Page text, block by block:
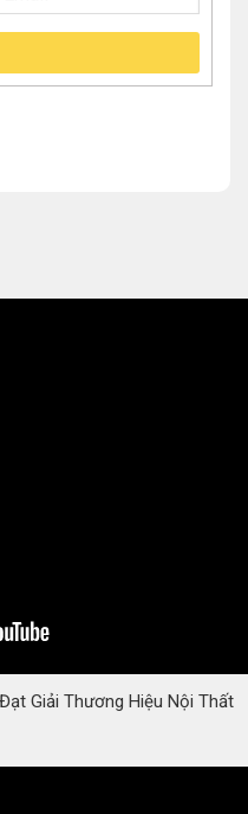
Giải Thương Hiệu Nội Thất